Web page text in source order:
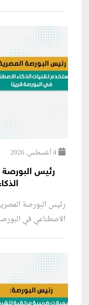
4 أغسطس, 2026
رئيس
رئيس البورصة
الاصطناعي في